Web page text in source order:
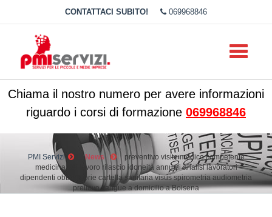
CONTATTACI SUBITO! 069968846
Toggle
Chiama il nostro numero per avere informazioni
riguardo i corsi di formazione 069968846
PMI Servizi News
preventivo visite medico competente
medicina del lavoro rilascio idoneità annuali analisi lavoratori
dipendenti obbligatorie cartella sanitaria visus spirometria audiometria
prelievo sangue a domicilio a Bolsena